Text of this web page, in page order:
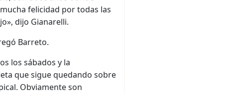
felicidad por todas las
dijo Gianarelli.
Barreto.
los sábados y la
que sigue quedando sobre
Obviamente son